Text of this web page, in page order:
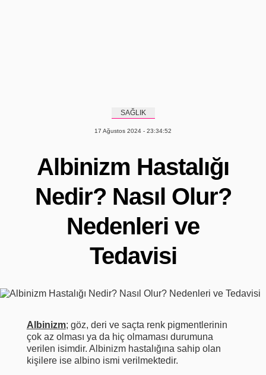
SAĞLIK
17 Ağustos 2024 - 23:34:52
Albinizm Hastalığı
Nedir? Nasıl Olur?
Nedenleri ve
Tedavisi
Albinizm; göz, deri ve saçta renk pigmentlerinin
çok az olması ya da hiç olmaması durumuna
verilen isimdir. Albinizm hastalığına sahip olan
kişilere ise albino ismi verilmektedir.